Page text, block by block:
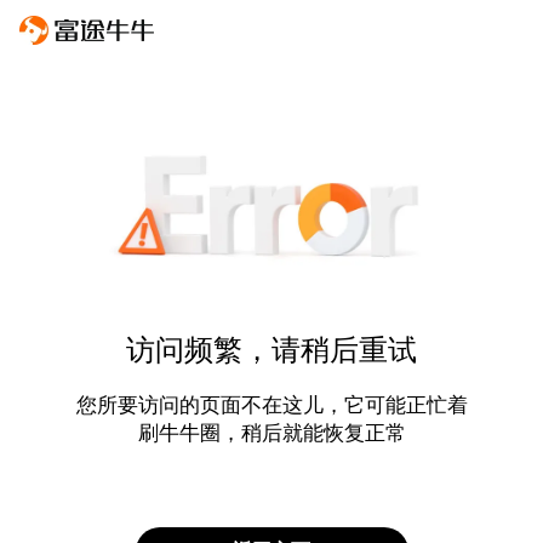
访问频繁，请稍后重试
您所要访问的页面不在这儿，它可能正忙着
刷牛牛圈，稍后就能恢复正常